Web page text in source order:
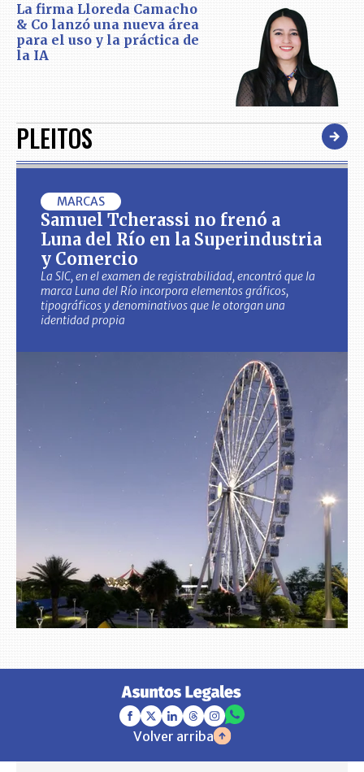
La firma Lloreda Camacho
& Co lanzó una nueva área
para el uso y la práctica de
la IA
PLEITOS
MARCAS
Samuel Tcherassi no frenó a
Luna del Río en la Superindustria
y Comercio
La SIC, en el examen de registrabilidad, encontró que la
marca Luna del Río incorpora elementos gráficos,
tipográficos y denominativos que le otorgan una
identidad propia
Volver arriba